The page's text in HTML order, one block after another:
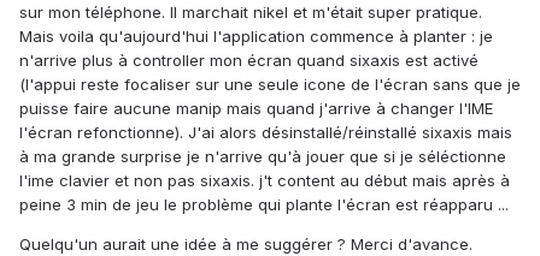
sur mon téléphone. Il marchait nikel et m'était super pratique.
Mais voila qu'aujourd'hui l'application commence à planter : je
n'arrive plus à controller mon écran quand sixaxis est activé
(l'appui reste focaliser sur une seule icone de l'écran sans que je
puisse faire aucune manip mais quand j'arrive à changer l'IME
l'écran refonctionne). J'ai alors désinstallé/réinstallé sixaxis mais
à ma grande surprise je n'arrive qu'à jouer que si je séléctionne
l'ime clavier et non pas sixaxis. j't content au début mais après à
peine 3 min de jeu le problème qui plante l'écran est réapparu ...
Quelqu'un aurait une idée à me suggérer ? Merci d'avance.